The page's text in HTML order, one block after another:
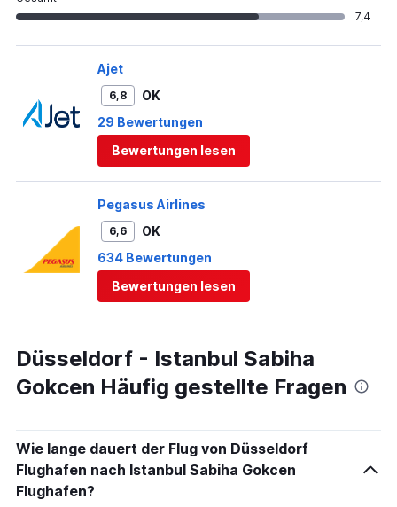
7,4
Ajet
6,8
OK
29 Bewertungen
Bewertungen lesen
Pegasus Airlines
6,6
OK
634 Bewertungen
Bewertungen lesen
Düsseldorf - Istanbul Sabiha
Gokcen Häufig gestellte Fragen
Wie lange dauert der Flug von Düsseldorf
Flughafen nach Istanbul Sabiha Gokcen
Flughafen?